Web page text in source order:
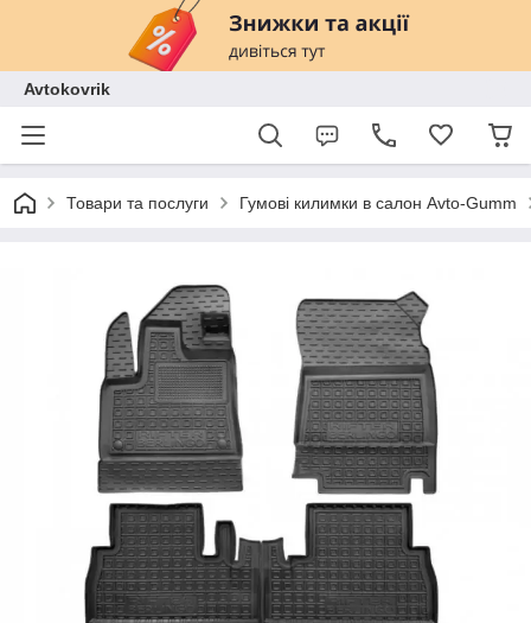
Avtokovrik
Товари та послуги Гумові килимки в салон Avto-Gumm